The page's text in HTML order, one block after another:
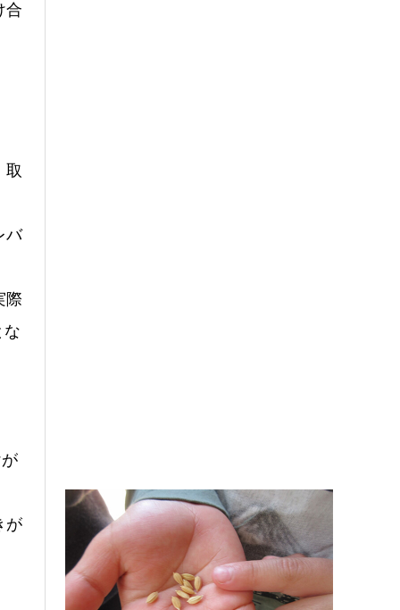
合
取
バ
際
が